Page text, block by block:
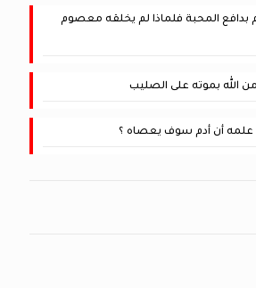
بدافع المحبة فلماذا لم يخلقه معصوم
الله بموته على الصليب
علمه أن أدم سوف يعصاه ؟